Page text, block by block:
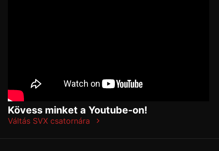
Kövess minket a Youtube-on!
Váltás SVX csatornára